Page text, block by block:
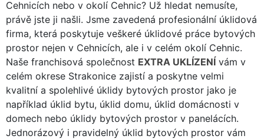
Cehnicích nebo v okolí Cehnic? Už hledat nemusíte,
právě jste ji našli. Jsme zavedená profesionální úklidová
firma, která poskytuje veškeré úklidové práce bytových
prostor nejen v Cehnicích, ale i v celém okolí Cehnic.
Naše franchisová společnost EXTRA UKLÍZENÍ vám v
celém okrese Strakonice zajistí a poskytne velmi
kvalitní a spolehlivé úklidy bytových prostor jako je
například úklid bytu, úklid domu, úklid domácnosti v
domech nebo úklidy bytových prostor v panelácích.
Jednorázový i pravidelný úklid bytových prostor vám